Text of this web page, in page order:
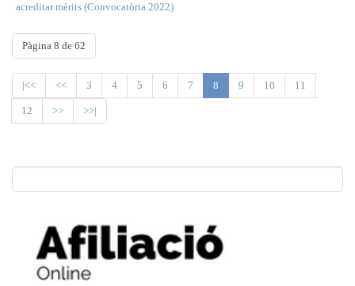
acreditar mèrits (Convocatòria 2022)
Pàgina 8 de 62
|<< << 3 4 5 6 7 8 9 10 11
12 >> >>|